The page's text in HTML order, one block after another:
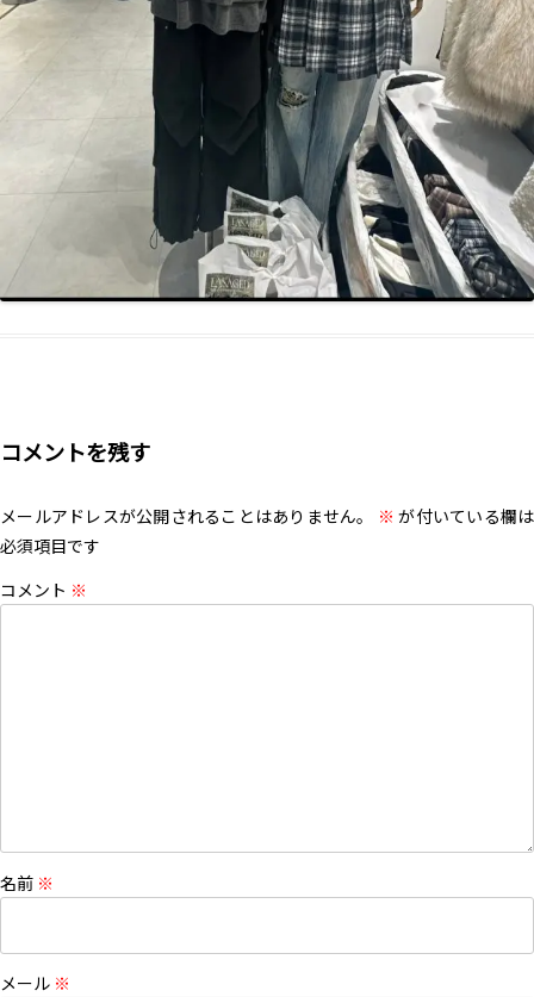
コメントを残す
メールアドレスが公開されることはありません。 ※ が付いている欄は
必須項目です
コメント ※
名前 ※
メール ※